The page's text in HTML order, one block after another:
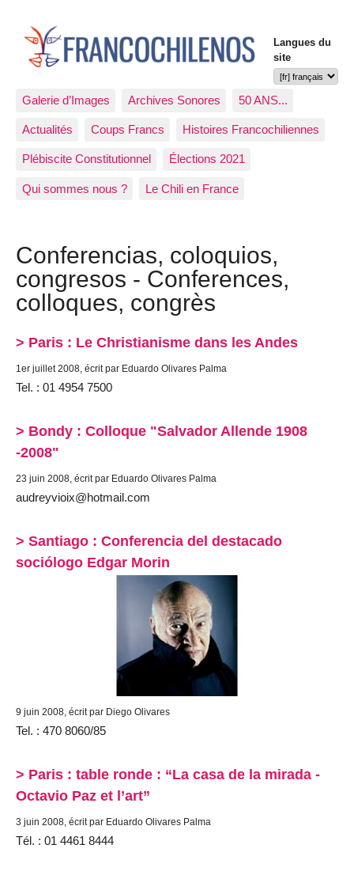
Langues du
site
Galerie d’Images Archives Sonores 50 ANS...
Actualités Coups Francs Histoires Francochiliennes
Plébiscite Constitutionnel Élections 2021
Qui sommes nous ? Le Chili en France
Conferencias, coloquios,
congresos - Conferences,
colloques, congrès
> Paris : Le Christianisme dans les Andes
1er juillet 2008, écrit par Eduardo Olivares Palma
Tel. : 01 4954 7500
> Bondy : Colloque "Salvador Allende 1908
-2008"
23 juin 2008, écrit par Eduardo Olivares Palma
audreyvioix@hotmail.com
> Santiago : Conferencia del destacado
sociólogo Edgar Morin
9 juin 2008, écrit par Diego Olivares
Tel. : 470 8060/85
> Paris : table ronde : “La casa de la mirada -
Octavio Paz et l’art”
3 juin 2008, écrit par Eduardo Olivares Palma
Tél. : 01 4461 8444